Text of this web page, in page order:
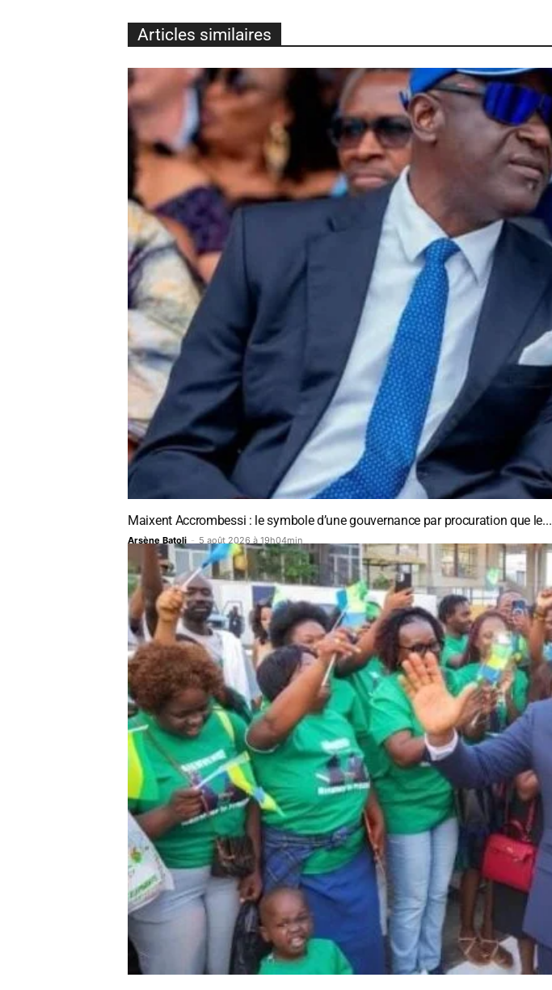
Articles similaires
Maixent Accrombessi : le symbole d’une gouvernance par procuration que le...
Arsène Batoli - 5 août 2026 à 19h04min